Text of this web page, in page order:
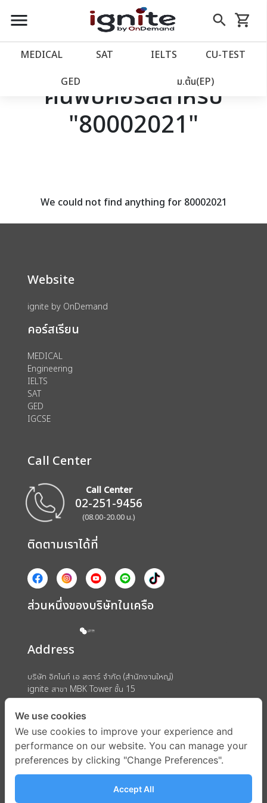
close
account_balance หน้าแรก
เว็บไซต์อิกไนท์
โปรโมชั่น
assignment ลงทะเบียน
menu search
Skip
to
shopping_cart
รถเข็น
MEDICAL SAT IELTS CU‑TEST
GED ม.ต้น(EP)
ค้นพบคอร์สสำหรับ
"80002021"
We could not find anything for 80002021
Website
ignite by OnDemand
คอร์สเรียน
MEDICAL
Engineering
IELTS
SAT
GED
IGCSE
Call Center
Call Center
02-251-9456
(08.00-20.00 น.)
ติดตามเราได้ที่
ส่วนหนึ่งของบริษัทในเครือ
Address
บริษัท อิกไนท์ เอ สตาร์ จำกัด (สำนักงานใหญ่)
ignite สาขา MBK Tower ชั้น 15
ถนนพญาไท แขวงวังใหม่ เขตปทุมวัน กรุงเทพมหานคร 10330
We use cookies
We use cookies to improve your experience and
performance on our website. You can manage your
preferences by clicking "Change Preferences".
Accept All